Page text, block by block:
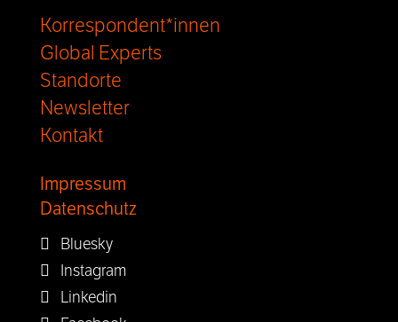
Korrespondent*innen
Global Experts
Standorte
Newsletter
Kontakt
Impressum
Datenschutz
Bluesky
Instagram
Linkedin